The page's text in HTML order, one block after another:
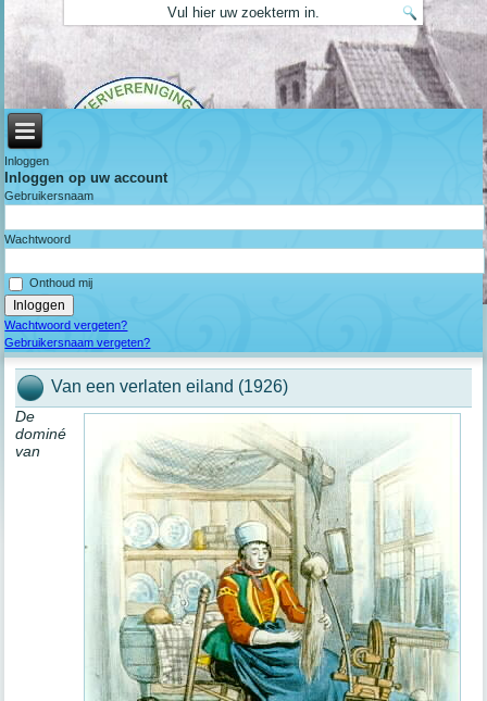
Inloggen
Inloggen op uw account
Gebruikersnaam
Wachtwoord
Onthoud mij
Wachtwoord vergeten?
Gebruikersnaam vergeten?
Van een verlaten eiland (1926)
De
dominé
van